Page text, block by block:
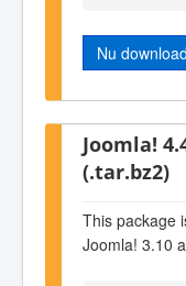
Nu
Joomla!
(.tar.bz2)
This package
Joomla! 3.10